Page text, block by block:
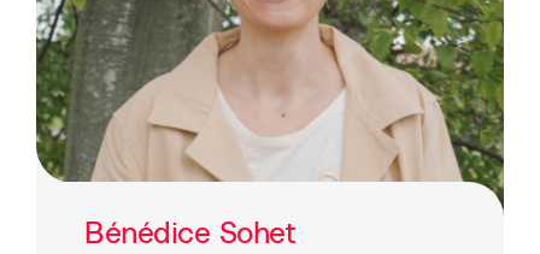
Bénédice Sohet